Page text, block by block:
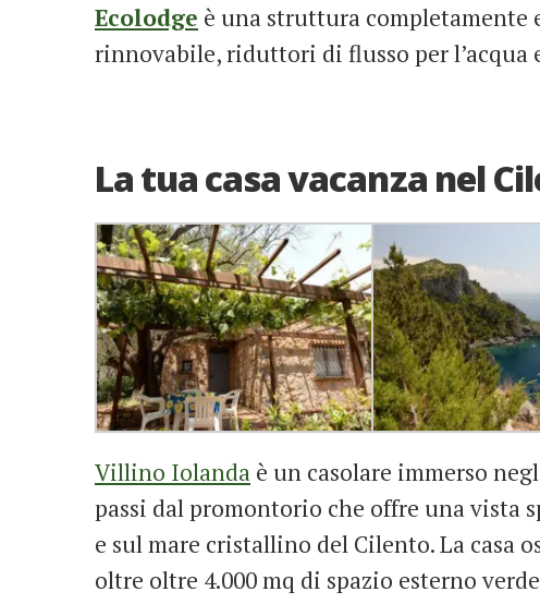
Ecolodge è una struttura
rinnovabile, riduttori di flusso per
La tua casa vacanza nel
Villino Iolanda è un casolare immerso
passi dal promontorio che offre una vista
e sul mare cristallino del Cilento. La casa
oltre oltre 4.000 mq di spazio esterno